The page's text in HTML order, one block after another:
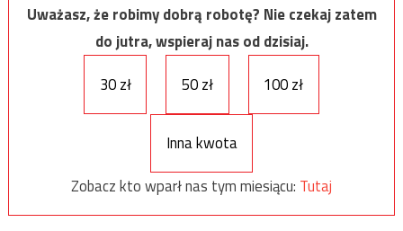
Uważasz, że robimy dobrą robotę? Nie czekaj zatem
do jutra, wspieraj nas od dzisiaj.
30 zł
50 zł 100 zł
Inna kwota
Zobacz kto wparł nas tym miesiącu: Tutaj